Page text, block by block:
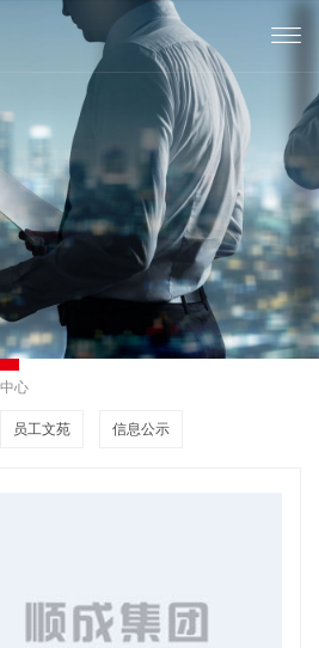

心
员工文苑 信息公示